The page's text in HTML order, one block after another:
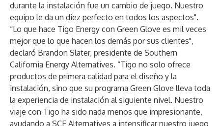
durante la instalación fue un cambio de juego. Nuestro
equipo le da un diez perfecto en todos los aspectos".
“Lo que hace Tigo Energy con Green Glove es mil veces
mejor que lo que hacen los demás por sus clientes",
declaró Brandon Slater, presidente de Southern
California Energy Alternatives. “Tigo no solo ofrece
productos de primera calidad para el diseño y la
instalación, sino que su programa Green Glove lleva toda
la experiencia de instalación al siguiente nivel. Nuestro
viaje con Tigo ha sido nada menos que impresionante,
ayudando a SCE Alternatives a intensificar nuestro juego